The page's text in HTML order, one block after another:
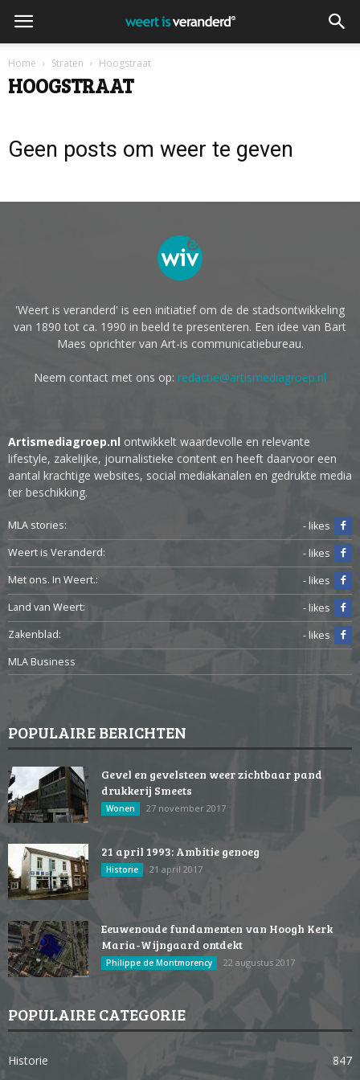
Home Straten Hoogstraat
HOOGSTRAAT
Geen posts om weer te geven
'Weert is veranderd' is een initiatief om de de stadsontwikkeling
van 1890 tot ca. 1990 in beeld te presenteren. Een idee van Bart
Maes oprichter van Art-is communicatiebureau.
Neem contact met ons op: redactie@artismediagroep.nl
Artismediagroep.nl ontwikkelt waardevolle en relevante
lifestyle, zakelijke, journalistieke content en heeft daarvoor een
aantal krachtige websites, social mediakanalen en gedrukte media
ter beschikking.
MLA stories:
- likes
Weert is Veranderd:
- likes
Met ons. In Weert.:
- likes
Land van Weert:
- likes
Zakenblad:
- likes
MLA Business
POPULAIRE BERICHTEN
Gevel en gevelsteen weer zichtbaar pand
drukkerij Smeets
Wonen 27 november 2017
21 april 1993: Ambitie genoeg
Historie 21 april 2017
Eeuwenoude fundamenten van Hoogh Kerk
Maria-Wijngaard ontdekt
Philippe de Montmorency 22 augustus 2017
POPULAIRE CATEGORIE
Historie
847